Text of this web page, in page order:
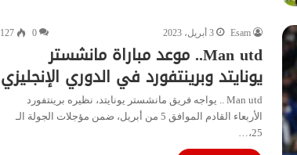
Esam 3 أبريل، 2023 0
127
Man utd.. موعد مباراة مانشستر
يونايتد وبرينتفورد في الدوري الإنجليزي
Man utd .. يواجه فريق مانشستر يونايتد، نظيره برينتفورد
الأربعاء القادم الموافق 5 من أبريل، ضمن مؤجلات الجولة الـ
25،…